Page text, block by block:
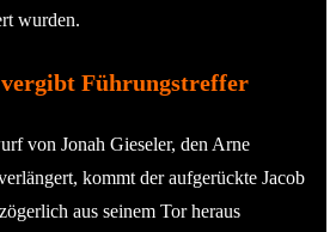
wurden.
vergibt Führungstreffer
von Jonah Gieseler, den Arne
kommt der aufgerückte Jacob
aus seinem Tor heraus